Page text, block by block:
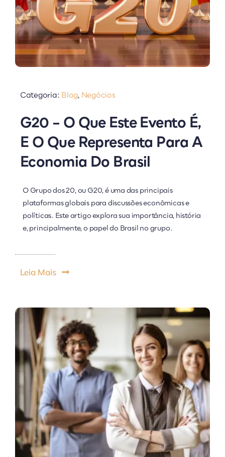
Categoria: Blog, Negócios
G20 – O Que Este Evento É,
E O Que Representa Para A
Economia Do Brasil
O Grupo dos 20, ou G20, é uma das principais
plataformas globais para discussões econômicas e
políticas. Este artigo explora sua importância, história
e, principalmente, o papel do Brasil no grupo.
Leia Mais